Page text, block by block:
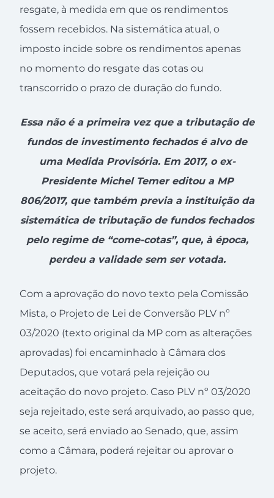
resgate, à medida em que os rendimentos
fossem recebidos. Na sistemática atual, o
imposto incide sobre os rendimentos apenas
no momento do resgate das cotas ou
transcorrido o prazo de duração do fundo.
Essa não é a primeira vez que a tributação de
fundos de investimento fechados é alvo de
uma Medida Provisória. Em 2017, o ex-
Presidente Michel Temer editou a MP
806/2017, que também previa a instituição da
sistemática de tributação de fundos fechados
pelo regime de “come-cotas”, que, à época,
perdeu a validade sem ser votada.
Com a aprovação do novo texto pela Comissão
Mista, o Projeto de Lei de Conversão PLV nº
03/2020 (texto original da MP com as alterações
aprovadas) foi encaminhado à Câmara dos
Deputados, que votará pela rejeição ou
aceitação do novo projeto. Caso PLV nº 03/2020
seja rejeitado, este será arquivado, ao passo que,
se aceito, será enviado ao Senado, que, assim
como a Câmara, poderá rejeitar ou aprovar o
projeto.